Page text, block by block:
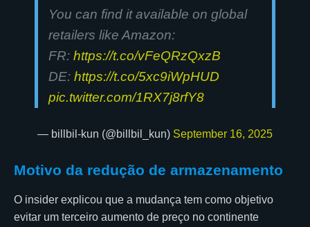
You can find it available on global
retailers like Amazon:
FR: https://t.co/vFeQRzQxzB
DE: https://t.co/5xc9iWpHUD
pic.twitter.com/1RX7j8rfY8
— billbil-kun (@billbil_kun) September 16, 2025
Motivo da redução de armazenamento
O insider explicou que a mudança tem como objetivo
evitar um terceiro aumento de preço no continente